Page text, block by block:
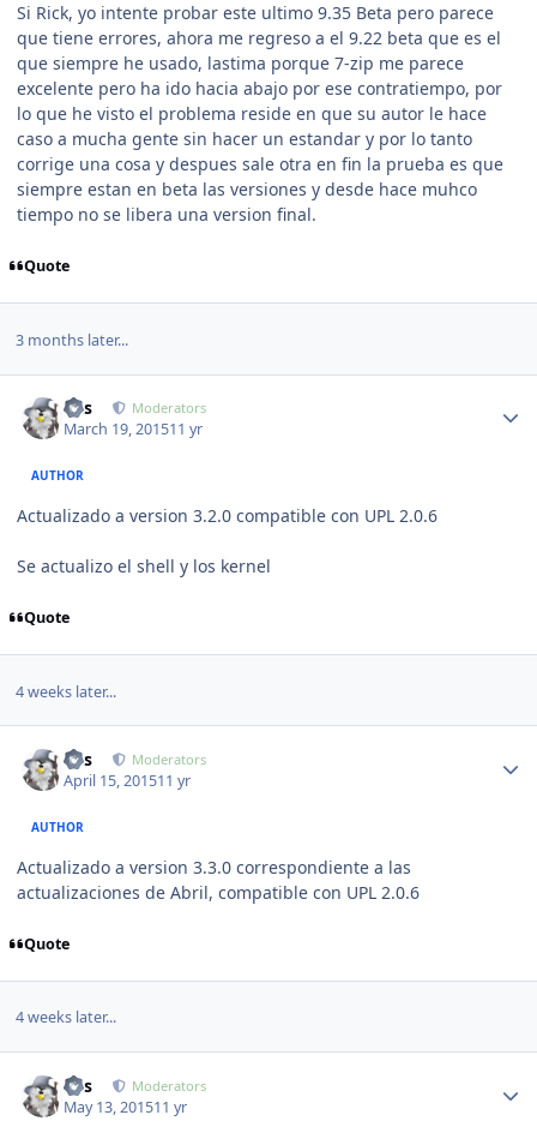
Si Rick, yo intente probar este ultimo 9.35 Beta pero parece
que tiene errores, ahora me regreso a el 9.22 beta que es el
que siempre he usado, lastima porque 7-zip me parece
excelente pero ha ido hacia abajo por ese contratiempo, por
lo que he visto el problema reside en que su autor le hace
caso a mucha gente sin hacer un estandar y por lo tanto
corrige una cosa y despues sale otra en fin la prueba es que
siempre estan en beta las versiones y desde hace muhco
tiempo no se libera una version final.
Quote
3 months later...
luis Moderators
March 19, 201511 yr
AUTHOR
Actualizado a version 3.2.0 compatible con UPL 2.0.6
Se actualizo el shell y los kernel
Quote
4 weeks later...
luis Moderators
April 15, 201511 yr
AUTHOR
Actualizado a version 3.3.0 correspondiente a las
actualizaciones de Abril, compatible con UPL 2.0.6
Quote
4 weeks later...
luis Moderators
May 13, 201511 yr